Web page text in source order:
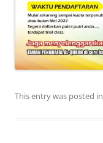
This entry was posted in